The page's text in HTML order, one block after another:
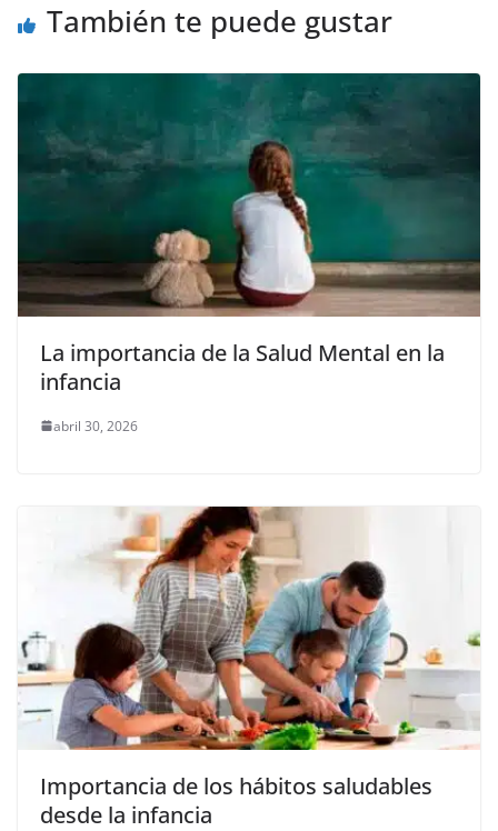
k
También te puede gustar
La importancia de la Salud Mental en la
infancia
abril 30, 2026
Importancia de los hábitos saludables
desde la infancia